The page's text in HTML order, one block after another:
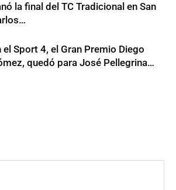
la final del TC Tradicional en San
el Sport 4, el Gran Premio Diego
quedó para José Pellegrina…